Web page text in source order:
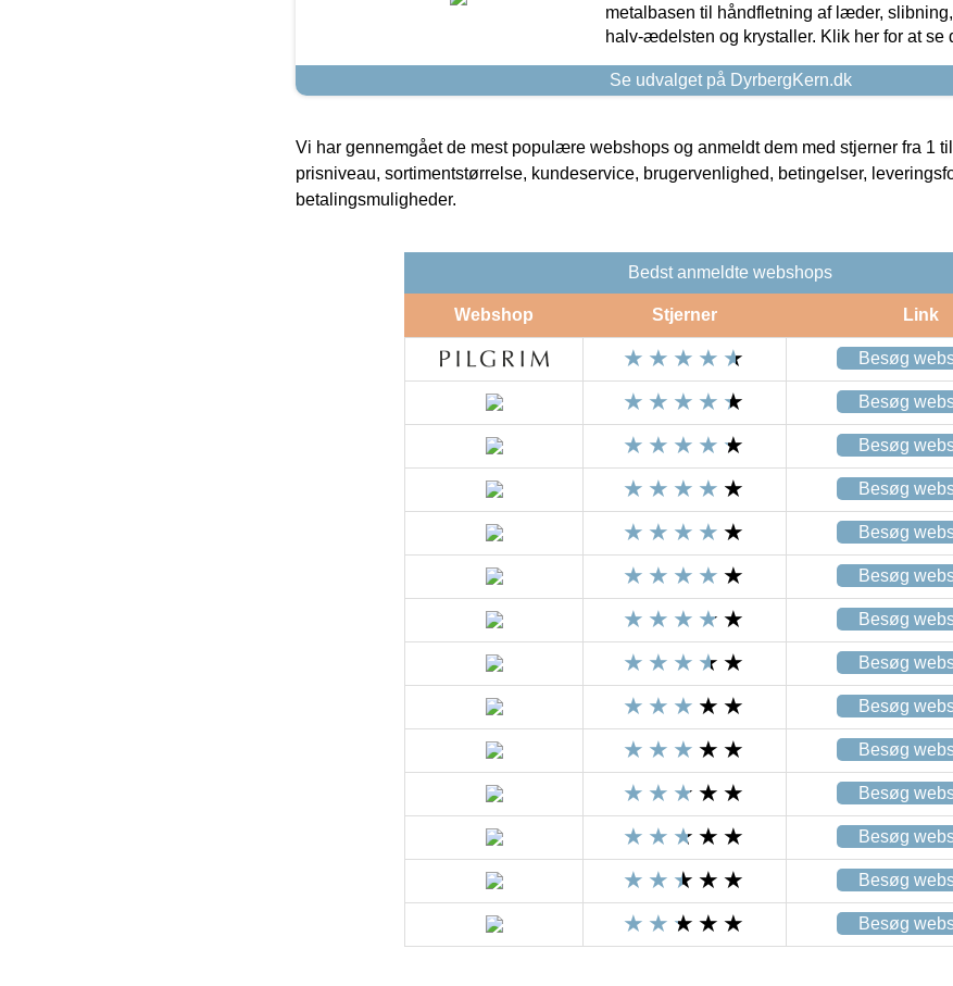
metalbasen til håndfletning af læder,
halv-ædelsten og krystaller. Klik her for at se
Se udvalget på DyrbergKern.dk
Vi har gennemgået de mest populære webshops og anmeldt dem med stjerner fra 1
prisniveau, sortimentstørrelse, kundeservice, brugervenlighed, betingelser,
betalingsmuligheder.
Bedst anmeldte webshops
Webshop Stjerner Link
Besøg
Besøg
Besøg
Besøg
Besøg
Besøg
Besøg
Besøg
Besøg
Besøg
Besøg
Besøg
Besøg
Besøg